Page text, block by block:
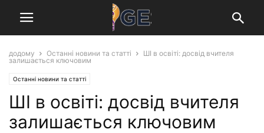
додому Останні новини та статті
ШІ в освіті: досвід вчителя
залишається ключовим
Останні новини та статті
ШІ в освіті: досвід вчителя
залишається ключовим